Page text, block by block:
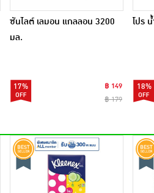
ซันไลต์ เลมอน แกลลอน 3200
มล.
17%
฿ 149
฿ 179
โปร
18%